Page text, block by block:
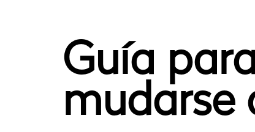
Guía
mudarse